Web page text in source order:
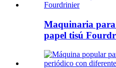
Maquinaria
papel tisú